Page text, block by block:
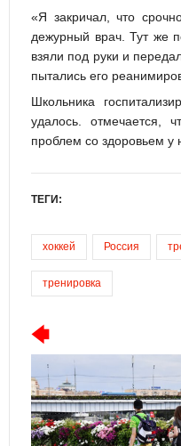
«Я закричал, что
дежурный врач. Тут же
взяли под руки и
пытались его
Школьника
удалось. отмечается,
проблем со здоровьем у
ТЕГИ:
хоккей Россия
тренировка